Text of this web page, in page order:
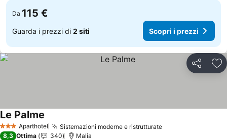
Da 115 €
Guarda i prezzi di 2 siti Scopri i prezzi
Condividi
3 StelleAparthotel Sistemazioni moderne e ristrutturate
Le Palme
8,3 Ottima 340 Malia